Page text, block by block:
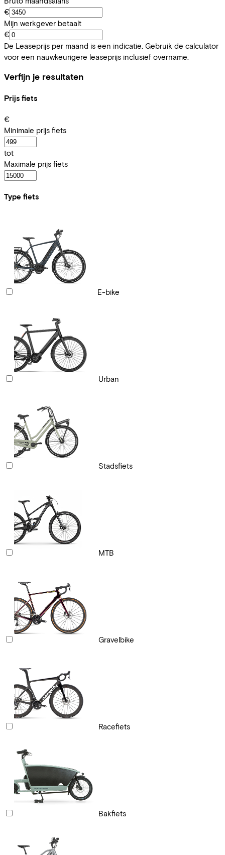
€
Mijn werkgever betaalt
€
De Leaseprijs per maand is een indicatie. Gebruik de calculator
voor een nauwkeurigere leaseprijs inclusief overname.
Verfijn je resultaten
Prijs fiets
€
Minimale prijs fiets
tot
Maximale prijs fiets
Type fiets
E-bike
Urban
Stadsfiets
MTB
Gravelbike
Racefiets
Bakfiets